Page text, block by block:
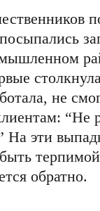
не
“Не
эти
обратно.